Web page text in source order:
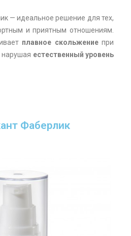
— идеальное решение для тех,
и приятным отношениям.
плавное скольжениепри
нарушая естественный уровень
Фаберлик